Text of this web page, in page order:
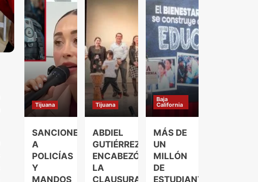
Tijuana
SANCIONES
A
POLICÍAS
Y
MANDOS
Tijuana
ABDIEL
GUTIÉRREZ
ENCABEZÓ
LA
CLAUSURA
Baja
California
MÁS DE
UN
MILLÓN
DE
ESTUDIANTES